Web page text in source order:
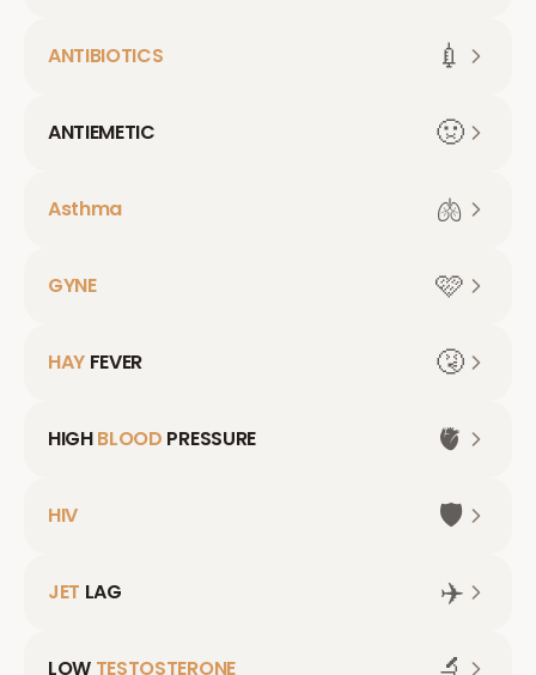
ANTIBIOTICS 💉
ANTIEMETIC 🤢
Asthma 🫁
GYNE 🩷
HAY FEVER 🤧
HIGHBLOOD PRESSURE 🫀
HIV 🛡️
JET LAG ✈️
LOW TESTOSTERONE